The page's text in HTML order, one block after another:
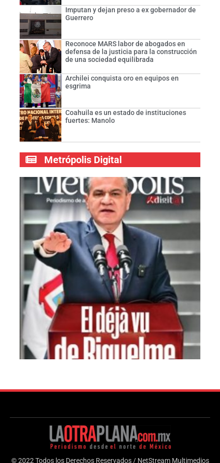
Imputan y dejan preso a ex gobernador de
Guerrero
Reconoce MARS labor de abogados en
defensa de la justicia para la construcción
de una sociedad equilibrada
Archilei conquista oro en equipos en
esgrima
Coahuila es un estado de instituciones
fuertes: Manolo
Metrópolis Digital
© 2022 Todos los Derechos Reservados / NetStream Multimedios